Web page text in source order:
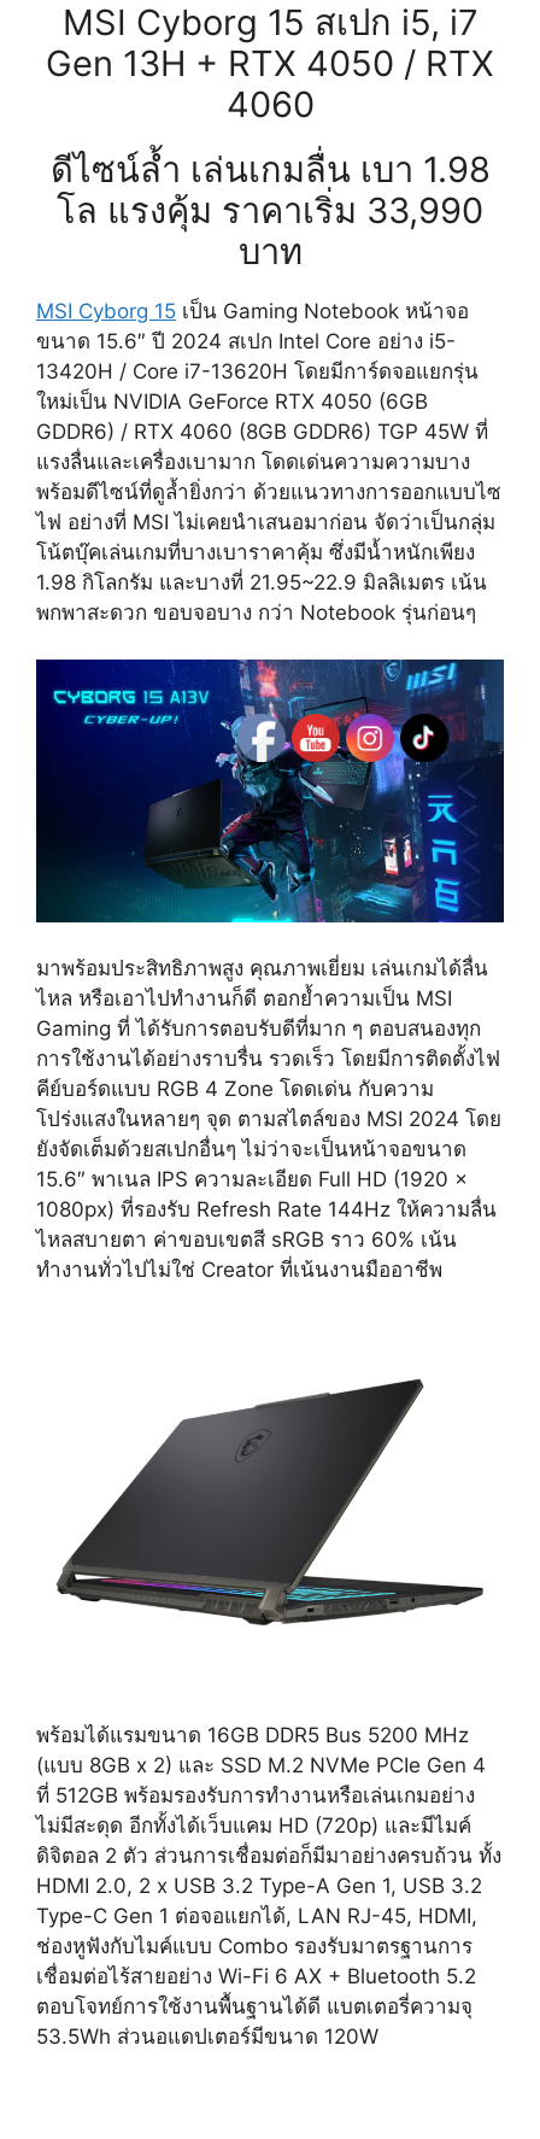
MSI Cyborg 15 สเปก i5, i7
Gen 13H + RTX 4050 / RTX
4060
ดีไซน์ล้ำ เล่นเกมลื่น เบา 1.98
โล แรงคุ้ม ราคาเริ่ม 33,990
บาท
MSI Cyborg 15 เป็น Gaming Notebook หน้าจอ
ขนาด 15.6″ ปี 2024 สเปก Intel Core อย่าง i5-
13420H / Core i7-13620H โดยมีการ์ดจอแยกรุ่น
ใหม่เป็น NVIDIA GeForce RTX 4050 (6GB
GDDR6) / RTX 4060 (8GB GDDR6) TGP 45W ที่
แรงลื่นและเครื่องเบามาก โดดเด่นความความบาง
พร้อมดีไซน์ที่ดูล้ำยิ่งกว่า ด้วยแนวทางการออกแบบไซ
ไฟ อย่างที่ MSI ไม่เคยนำเสนอมาก่อน จัดว่าเป็นกลุ่ม
โน้ตบุ๊คเล่นเกมที่บางเบาราคาคุ้ม ซึ่งมีน้ำหนักเพียง
1.98 กิโลกรัม และบางที่ 21.95~22.9 มิลลิเมตร เน้น
พกพาสะดวก ขอบจอบาง กว่า Notebook รุ่นก่อนๆ
มาพร้อมประสิทธิภาพสูง คุณภาพเยี่ยม เล่นเกมได้ลื่น
ไหล หรือเอาไปทำงานก็ดี ตอกย้ำความเป็น MSI
Gaming ที่ ได้รับการตอบรับดีที่มาก ๆ ตอบสนองทุก
การใช้งานได้อย่างราบรื่น รวดเร็ว โดยมีการติดตั้งไฟ
คีย์บอร์ดแบบ RGB 4 Zone โดดเด่น กับความ
โปร่งแสงในหลายๆ จุด ตามสไตล์ของ MSI 2024 โดย
ยังจัดเต็มด้วยสเปกอื่นๆ ไม่ว่าจะเป็นหน้าจอขนาด
15.6″ พาเนล IPS ความละเอียด Full HD (1920 x
1080px) ที่รองรับ Refresh Rate 144Hz ให้ความลื่น
ไหลสบายตา ค่าขอบเขตสี sRGB ราว 60% เน้น
ทำงานทั่วไปไม่ใช่ Creator ที่เน้นงานมืออาชีพ
พร้อมได้แรมขนาด 16GB DDR5 Bus 5200 MHz
(แบบ 8GB x 2) และ SSD M.2 NVMe PCIe Gen 4
ที่ 512GB พร้อมรองรับการทำงานหรือเล่นเกมอย่าง
ไม่มีสะดุด อีกทั้งได้เว็บแคม HD (720p) และมีไมค์
ดิจิตอล 2 ตัว ส่วนการเชื่อมต่อก็มีมาอย่างครบถ้วน ทั้ง
HDMI 2.0, 2 x USB 3.2 Type-A Gen 1, USB 3.2
Type-C Gen 1 ต่อจอแยกได้, LAN RJ-45, HDMI,
ช่องหูฟังกับไมค์แบบ Combo รองรับมาตรฐานการ
เชื่อมต่อไร้สายอย่าง Wi-Fi 6 AX + Bluetooth 5.2
ตอบโจทย์การใช้งานพื้นฐานได้ดี แบตเตอรี่ความจุ
53.5Wh ส่วนอแดปเตอร์มีขนาด 120W